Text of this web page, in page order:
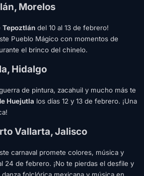
Morelos
Tepoztlán del 10 al 13 de febrero!
Pueblo Mágico con momentos de
el brinco del chinelo.
Hidalgo
de pintura, zacahuil y mucho más te
Huejutla los días 12 y 13 de febrero. ¡Una
Vallarta, Jalisco
carnaval promete colores, música y
24 de febrero. ¡No te pierdas el desfile y
danza folclórica mexicana y música en